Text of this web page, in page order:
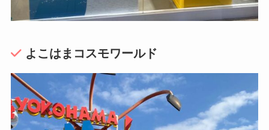
よこはまコスモワールド